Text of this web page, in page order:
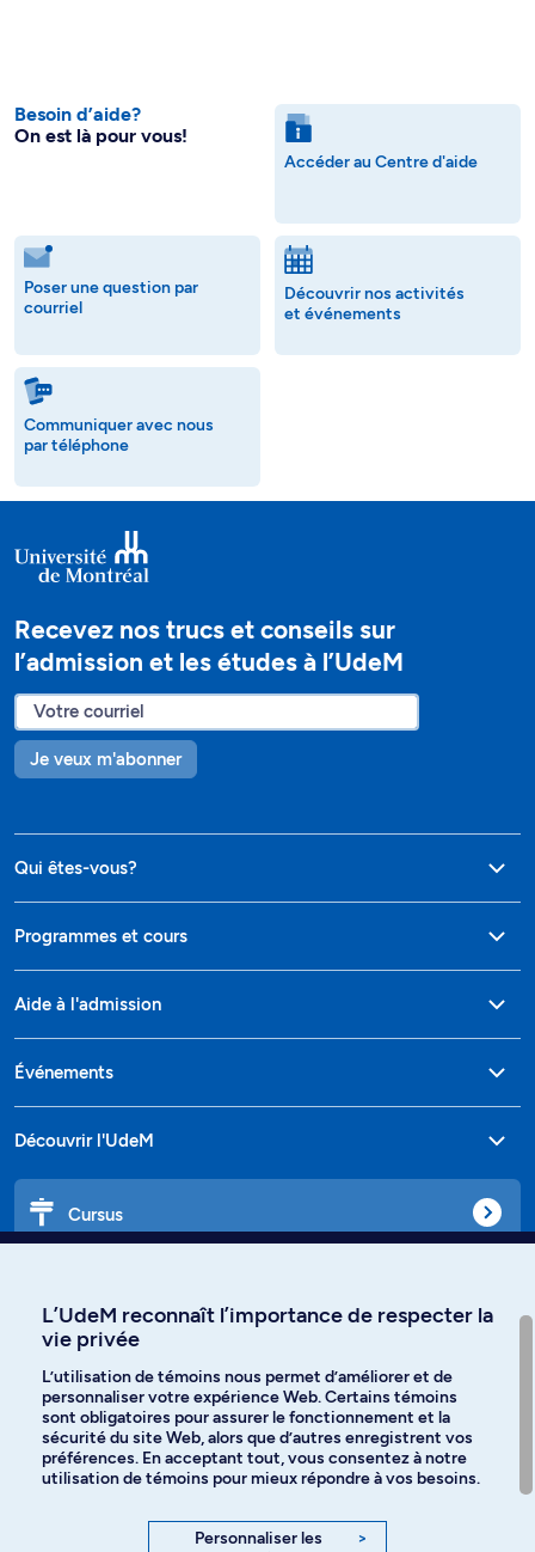
Besoin d’aide?
On est là pour vous!
Accéder au Centre d'aide
Poser une question par
courriel
Découvrir nos activités
et événements
Communiquer avec nous
par téléphone
Recevez nos trucs et conseils sur
l’admission et les études à l’UdeM
Je veux m'abonner
Qui êtes-vous?
Programmes et cours
Aide à l'admission
Événements
Découvrir l'UdeM
Cursus
Langues
Facebook Instagram
YouTube
L’UdeM reconnaît l’importance de respecter la
vie privée
L’utilisation de témoins nous permet d’améliorer et de
personnaliser votre expérience Web. Certains témoins
sont obligatoires pour assurer le fonctionnement et la
sécurité du site Web, alors que d’autres enregistrent vos
préférences. En acceptant tout, vous consentez à notre
utilisation de témoins pour mieux répondre à vos besoins.
Personnaliser les
>